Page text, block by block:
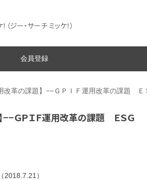
（ジー・サーチ ミッケ！）
会員登録
改革の課題】−−ＧＰＩＦ運用改革の課題 Ｅ
−−ＧＰＩＦ運用改革の課題 ＥＳＧ
）